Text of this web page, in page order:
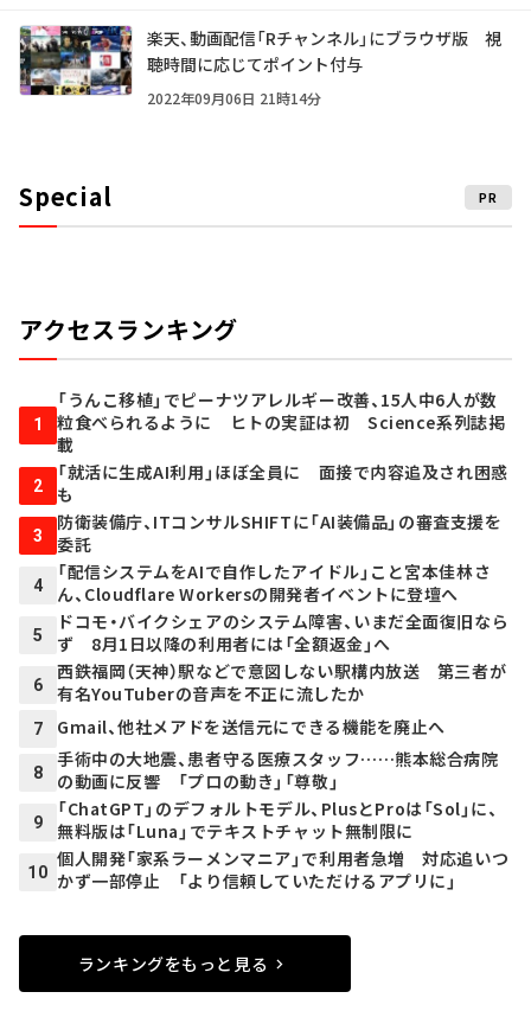
楽天、動画配信「Rチャンネル」にブラウザ版 視
聴時間に応じてポイント付与
2022年09月06日 21時14分
Special PR
アクセスランキング
1
「うんこ移植」でピーナツアレルギー改善、15人中6人が数
粒食べられるように ヒトの実証は初 Science系列誌掲
載
2
「就活に生成AI利用」ほぼ全員に 面接で内容追及され困惑
も
3
防衛装備庁、ITコンサルSHIFTに「AI装備品」の審査支援を
委託
4
「配信システムをAIで自作したアイドル」こと宮本佳林さ
ん、Cloudflare Workersの開発者イベントに登壇へ
5
ドコモ・バイクシェアのシステム障害、いまだ全面復旧なら
ず 8月1日以降の利用者には「全額返金」へ
6
西鉄福岡（天神）駅などで意図しない駅構内放送 第三者が
有名YouTuberの音声を不正に流したか
7 Gmail、他社メアドを送信元にできる機能を廃止へ
8
手術中の大地震、患者守る医療スタッフ……熊本総合病院
の動画に反響 「プロの動き」「尊敬」
9
「ChatGPT」のデフォルトモデル、PlusとProは「Sol」に、
無料版は「Luna」でテキストチャット無制限に
10
個人開発「家系ラーメンマニア」で利用者急増 対応追いつ
かず一部停止 「より信頼していただけるアプリに」
ランキングをもっと見る